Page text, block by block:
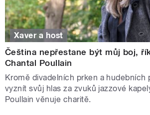
Xaver a host
Čeština nepřestane být můj boj,
Chantal Poullain
Kromě divadelních prken a hudebních
vyznít svůj hlas za zvuků jazzové
Poullain věnuje charitě.